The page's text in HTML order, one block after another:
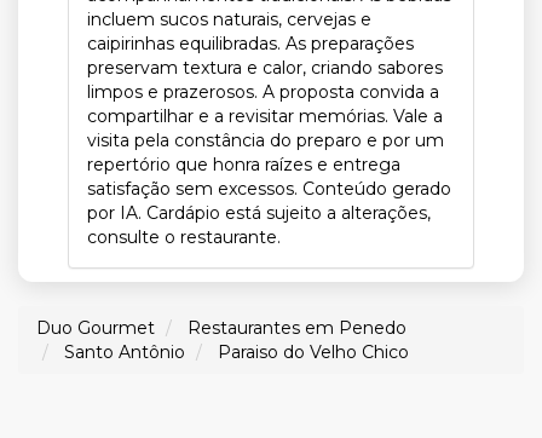
incluem sucos naturais, cervejas e
caipirinhas equilibradas. As preparações
preservam textura e calor, criando sabores
limpos e prazerosos. A proposta convida a
compartilhar e a revisitar memórias. Vale a
visita pela constância do preparo e por um
repertório que honra raízes e entrega
satisfação sem excessos. Conteúdo gerado
por IA. Cardápio está sujeito a alterações,
consulte o restaurante.
Duo Gourmet
Restaurantes em Penedo
Santo Antônio
Paraiso do Velho Chico